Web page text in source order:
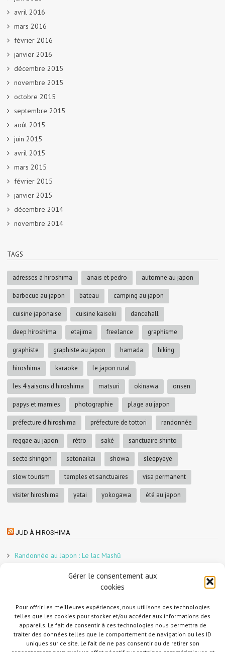
Gérer le consentement aux
cookies
Pour offrir les meilleures expériences, nous utilisons des technologies
telles que les cookies pour stocker et/ou accéder aux informations des
appareils. Le fait de consentir à ces technologies nous permettra de
traiter des données telles que le comportement de navigation ou les ID
uniques sur ce site. Le fait de ne pas consentir ou de retirer son
avril 2016
mars 2016
février 2016
janvier 2016
décembre 2015
novembre 2015
octobre 2015
septembre 2015
août 2015
juin 2015
avril 2015
mars 2015
février 2015
janvier 2015
décembre 2014
novembre 2014
TAGS
adresses à hiroshima anaïs et pedro automne au japon
barbecue au japon bateau camping au japon
cuisine japonaise cuisine kaiseki dancehall
deep hiroshima etajima freelance graphisme
graphiste graphiste au japon hamada hiking
hiroshima karaoke le japon rural
les 4 saisons d'hiroshima matsuri okinawa onsen
papys et mamies photographie plage au japon
préfecture d'hiroshima préfecture de tottori randonnée
reggae au japon rétro saké sanctuaire shinto
secte shingon setonaikai showa sleepyeye
slow tourism temples et sanctuaires visa permanent
visiter hiroshima yatai yokogawa été au japon
JUD À HIROSHIMA
Randonnée au Japon : Le lac Mashū
En direct sur Adobe France !
Un café et des cabanes dans la forêt
Slow Tourism à Tomo-no-Ura
Slow tourism à Onomichi
Randonnée au Japon : Le Mont Daisen